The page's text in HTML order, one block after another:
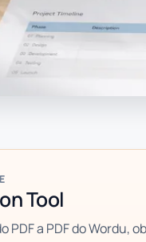
Tool
PDF a PDF do Wordu,